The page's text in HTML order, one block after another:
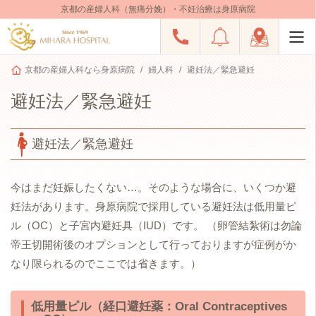
京都の産婦人科（無痛分娩）・不妊治療は身原病院
京都の産婦人科なら身原病院 婦人科 避妊法／緊急避妊
避妊法／緊急避妊
避妊法／緊急避妊
今はまだ妊娠したくない…。そのような場合に、いくつか避
妊法があります。身原病院で採用している避妊法は低用量ピ
ル（OC）と子宮内避妊具（IUD）です。 （卵管結紮術は勿論
帝王切開術後のオプションとして行っておりますが症例がか
なり限られるのでここでは省きます。）
低用量ピル（経口避妊薬：Oral Contraceptives